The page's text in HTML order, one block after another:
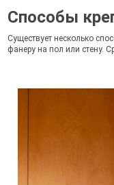
Способы
Существует несколько
фанеру на пол или стену.